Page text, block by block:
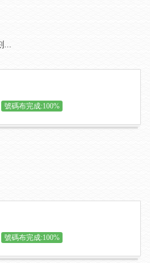
...
號碼布完成:100%
號碼布完成:100%